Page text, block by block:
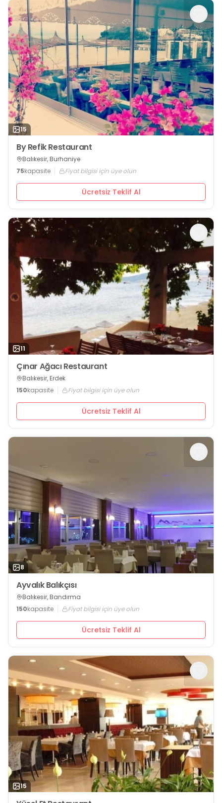
15
By Refik Restaurant
Balıkesir, Burhaniye
75kapasite Fiyat bilgisi için üye olun
Ücretsiz Teklif Al
11
Çınar Ağacı Restaurant
Balıkesir, Erdek
150kapasite Fiyat bilgisi için üye olun
Ücretsiz Teklif Al
8
Ayvalık Balıkçısı
Balıkesir, Bandırma
150kapasite Fiyat bilgisi için üye olun
Ücretsiz Teklif Al
15